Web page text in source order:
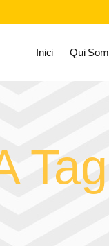
Inici Qui Som
Tag